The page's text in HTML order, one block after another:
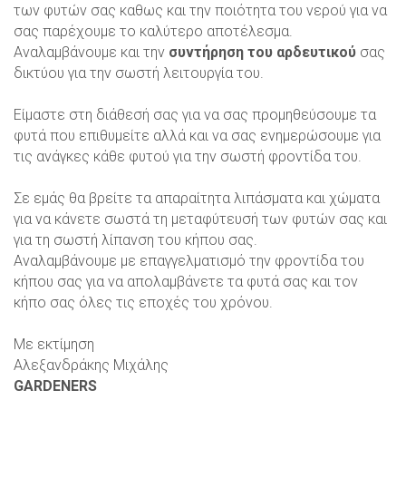
των φυτών σας καθως και την ποιότητα του νερού για να
σας παρέχουμε το καλύτερο αποτέλεσμα.
Αναλαμβάνουμε και την συντήρηση του αρδευτικού σας
δικτύου για την σωστή λειτουργία του.
Είμαστε στη διάθεσή σας για να σας προμηθεύσουμε τα
φυτά που επιθυμείτε αλλά και να σας ενημερώσουμε για
τις ανάγκες κάθε φυτού για την σωστή φροντίδα του.
Σε εμάς θα βρείτε τα απαραίτητα λιπάσματα και χώματα
για να κάνετε σωστά τη μεταφύτευσή των φυτών σας και
για τη σωστή λίπανση του κήπου σας.
Αναλαμβάνουμε με επαγγελματισμό την φροντίδα του
κήπου σας για να απολαμβάνετε τα φυτά σας και τον
κήπο σας όλες τις εποχές του χρόνου.
Με εκτίμηση
Αλεξανδράκης Μιχάλης
GARDENERS